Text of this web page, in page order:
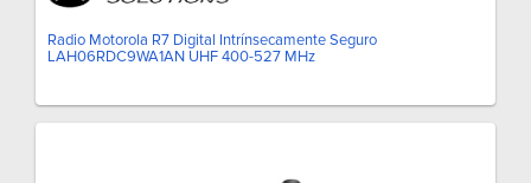
Radio Motorola R7 Digital Intrínsecamente Seguro
LAH06RDC9WA1AN UHF 400-527 MHz